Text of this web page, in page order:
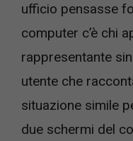
ufficio pensasse
computer c’è chi
rappresentante
utente che
situazione simile
due schermi del